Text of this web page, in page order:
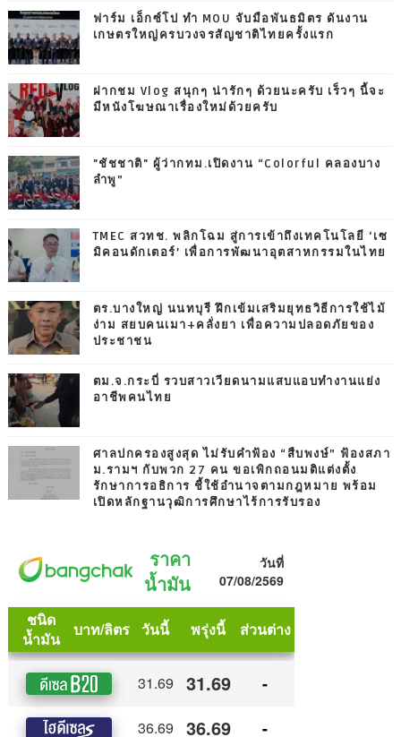
ฟาร์ม เอ็กซ์โป ทำ MOU จับมือพันธมิตร ดันงาน
เกษตรใหญ่ครบวงจรสัญชาติไทยครั้งแรก
ฝากชม Vlog สนุกๆ น่ารักๆ ด้วยนะครับ เร็วๆ นี้จะ
มีหนังโฆษณาเรื่องใหม่ด้วยครับ
"ชัชชาติ" ผู้ว่ากทม.เปิดงาน “Colorful คลองบาง
ลำพู”
TMEC สวทช. พลิกโฉม สู่การเข้าถึงเทคโนโลยี ‘เซ
มิคอนดักเตอร์’ เพื่อการพัฒนาอุตสาหกรรมในไทย
ตร.บางใหญ่ นนทบุรี ฝึกเข้มเสริมยุทธวิธีการใช้ไม้
ง่าม สยบคนเมา+คลั่งยา เพื่อความปลอดภัยของ
ประชาชน
ตม.จ.กระบี่ รวบสาวเวียดนามแสบแอบทำงานแย่ง
อาชีพคนไทย
ศาลปกครองสูงสุด ไม่รับคำฟ้อง “สืบพงษ์” ฟ้องสภา
ม.รามฯ กับพวก 27 คน ขอเพิกถอนมติแต่งตั้ง
รักษาการอธิการ ชี้ใช้อำนาจตามกฎหมาย พร้อม
เปิดหลักฐานวุฒิการศึกษาไร้การรับรอง